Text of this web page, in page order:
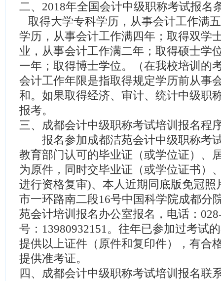
二、2018年全国会计中级职称考试报名
取得大学专科学历，从事会计工作满
学历，从事会计工作满四年；取得双学
业，从事会计工作满二年；取得硕士学
一年；取得博士学位。（在我校培训的
会计工作年限是指取得规定学历前从事
和。如果取得经济、审计、统计中级职
报考。
三、成都会计中级职称考试培训报名程
报名参加成都洁苑会计中级职称考
教育部门认可的毕业证（或学位证）、
为原件，同时交毕业证（或学位证书）
进行资格复审)、本人近期同底版免冠照
市一环路南二段16号中国科学院成都分
苑会计培训报名办公室报名，电话：
号：13980932151。往年已参加过考试
提供以上证件（原件和复印件），有合
提供准考证。
四、成都会计中级职称考试培训报名联